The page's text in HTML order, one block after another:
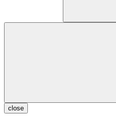
close